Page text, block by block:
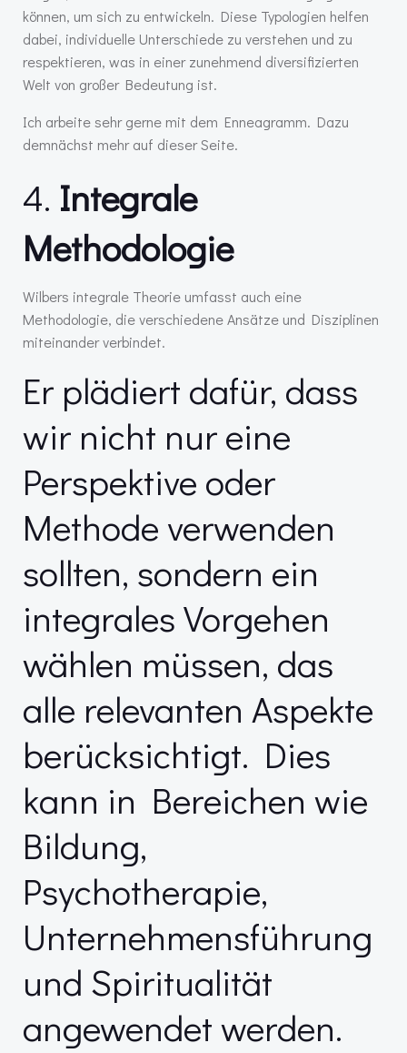
können, um sich zu entwickeln. Diese Typologien helfen
dabei, individuelle Unterschiede zu verstehen und zu
respektieren, was in einer zunehmend diversifizierten
Welt von großer Bedeutung ist.
Ich arbeite sehr gerne mit dem Enneagramm. Dazu
demnächst mehr auf dieser Seite.
4. Integrale
Methodologie
Wilbers integrale Theorie umfasst auch eine
Methodologie, die verschiedene Ansätze und Disziplinen
miteinander verbindet.
Er plädiert dafür, dass
wir nicht nur eine
Perspektive oder
Methode verwenden
sollten, sondern ein
integrales Vorgehen
wählen müssen, das
alle relevanten Aspekte
berücksichtigt. Dies
kann in Bereichen wie
Bildung,
Psychotherapie,
Unternehmensführung
und Spiritualität
angewendet werden.